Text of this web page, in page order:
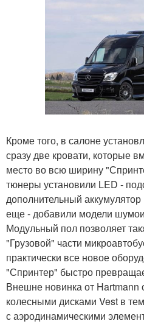
Кроме того, в салоне
сразу две кровати, которые
место во всю ширину
тюнеры установили LED -
дополнительный аккумулятор
еще - добавили модели
Модульный пол позволяет
"Грузовой" части
практически все новое
"Спринтер" быстро
Внешне новинка от Hartmann
колесными дисками Vest в
с аэродинамическими